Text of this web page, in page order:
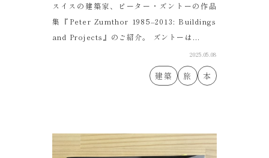
スイスの建築家、ピーター・ズントーの作品
集『Peter Zumthor 1985–2013: Buildings
and Projects』のご紹介。 ズントーは...
2025.05.08
建築 旅 本